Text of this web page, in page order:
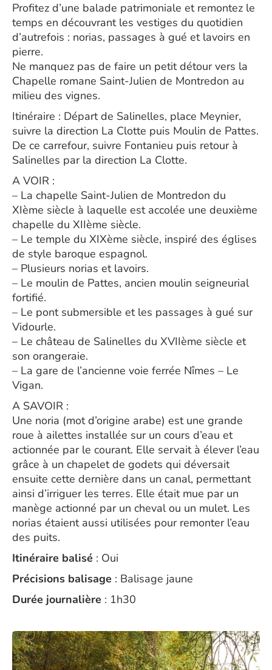
Profitez d’une balade patrimoniale et remontez le
temps en découvrant les vestiges du quotidien
d’autrefois : norias, passages à gué et lavoirs en
pierre.
Ne manquez pas de faire un petit détour vers la
Chapelle romane Saint-Julien de Montredon au
milieu des vignes.
Itinéraire : Départ de Salinelles, place Meynier,
suivre la direction La Clotte puis Moulin de Pattes.
De ce carrefour, suivre Fontanieu puis retour à
Salinelles par la direction La Clotte.
A VOIR :
– La chapelle Saint-Julien de Montredon du
XIème siècle à laquelle est accolée une deuxième
chapelle du XIIème siècle.
– Le temple du XIXème siècle, inspiré des églises
de style baroque espagnol.
– Plusieurs norias et lavoirs.
– Le moulin de Pattes, ancien moulin seigneurial
fortifié.
– Le pont submersible et les passages à gué sur
Vidourle.
– Le château de Salinelles du XVIIème siècle et
son orangeraie.
– La gare de l’ancienne voie ferrée Nîmes – Le
Vigan.
A SAVOIR :
Une noria (mot d’origine arabe) est une grande
roue à ailettes installée sur un cours d’eau et
actionnée par le courant. Elle servait à élever l’eau
grâce à un chapelet de godets qui déversait
ensuite cette dernière dans un canal, permettant
ainsi d’irriguer les terres. Elle était mue par un
manège actionné par un cheval ou un mulet. Les
norias étaient aussi utilisées pour remonter l’eau
des puits.
Itinéraire balisé : Oui
Précisions balisage : Balisage jaune
Durée journalière : 1h30